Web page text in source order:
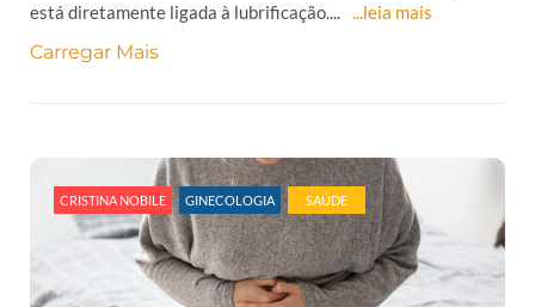
está diretamente ligada à lubrificação.... ...leia mais
Carregar Mais
CRISTINA NOBILE GINECOLOGIA SAÚDE